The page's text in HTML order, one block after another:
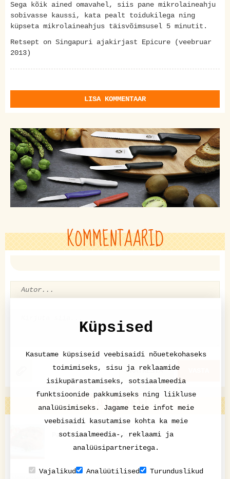
Sega kõik ained omavahel, siis pane mikrolaineahju
sobivasse kaussi, kata pealt toidukilega ning
küpseta mikrolaineahjus täisvõimsusel 5 minutit.
Retsept on Singapuri ajakirjast Epicure (veebruar
2013)
LISA KOMMENTAAR
KOMMENTAARID
KATKESTA
VAATA VEEL
Paneeritud lõhepulgad
Küpsised
Kasutame küpsiseid veebisaidi nõuetekohaseks
toimimiseks, sisu ja reklaamide
isikupärastamiseks, sotsiaalmeedia
funktsioonide pakkumiseks ning liikluse
analüüsimiseks. Jagame teie infot meie
veebisaidi kasutamise kohta ka meie
sotsiaalmeedia-, reklaami ja
analüüsipartneritega.
Vajalikud Analüütilised Turunduslikud